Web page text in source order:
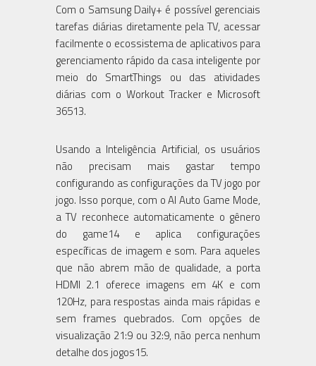
Com o Samsung Daily+ é possível gerenciais
tarefas diárias diretamente pela TV, acessar
facilmente o ecossistema de aplicativos para
gerenciamento rápido da casa inteligente por
meio do SmartThings ou das atividades
diárias com o Workout Tracker e Microsoft
36513.
Usando a Inteligência Artificial, os usuários
não precisam mais gastar tempo
configurando as configurações da TV jogo por
jogo. Isso porque, com o AI Auto Game Mode,
a TV reconhece automaticamente o gênero
do game14 e aplica configurações
específicas de imagem e som. Para aqueles
que não abrem mão de qualidade, a porta
HDMI 2.1 oferece imagens em 4K e com
120Hz, para respostas ainda mais rápidas e
sem frames quebrados. Com opções de
visualização 21:9 ou 32:9, não perca nenhum
detalhe dos jogos15.